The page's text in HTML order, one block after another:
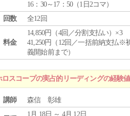
16：30～17：50（1日2コマ）
回数
全12回
料金
14,850円（4回／分割支払い）×3
41,250円（12回／一括前納支払※
義開始前まで）
スコープの実占的リーディングの経験
講師 森信 彰雄
1月 18日 ～ 4月 12日